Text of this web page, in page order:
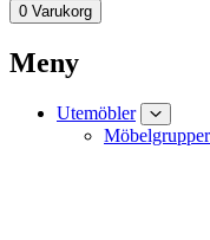
0 Varukorg
Meny
Utemöbler
Möbelgrupper